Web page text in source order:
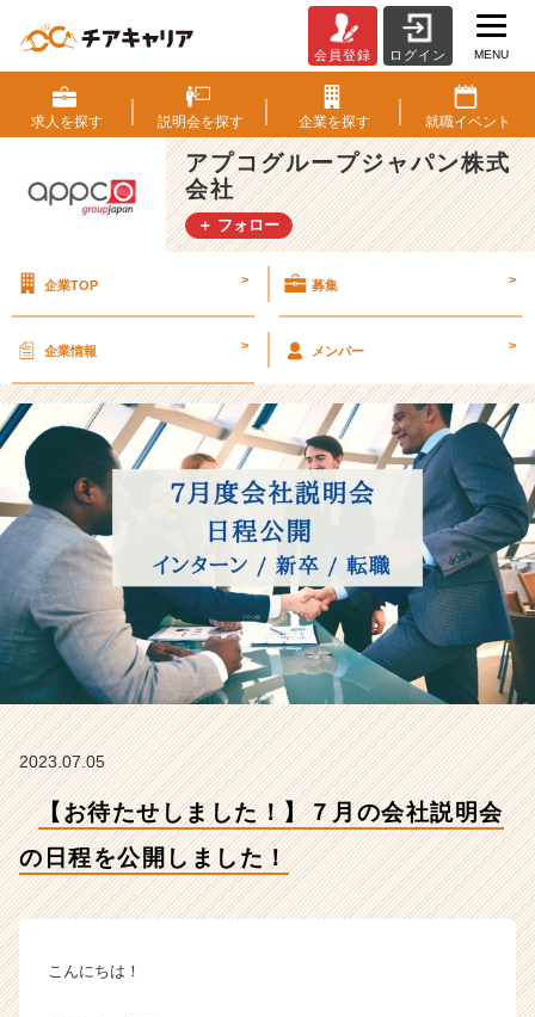
待
た
せ
し
ま
し
た！】
の
説
明
会
の
日
程
を
公
開
し
ま
し
た！
ル
プ
ャ
会員登録 ログイン MENU
求人を探す 説明会を探す 企業を探す 就職イベント
アプコグループジャパン株式
会社
＋ フォロー
企業TOP > 募集 >
企業情報 > メンバー >
2023.07.05
【お待たせしました！】７月の会社説明会
の日程を公開しました！
こんにちは！